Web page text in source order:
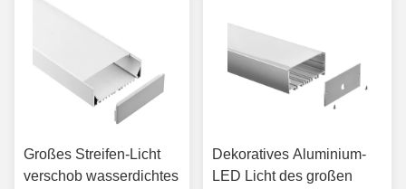
Großes Streifen-Licht
verschob wasserdichtes
Dekoratives Aluminium-
LED Licht des großen